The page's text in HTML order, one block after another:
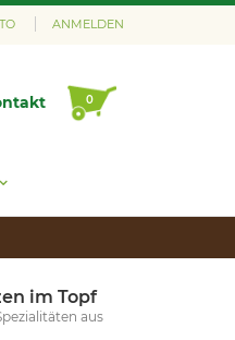
ANMELDEN
0
im Topf
aus